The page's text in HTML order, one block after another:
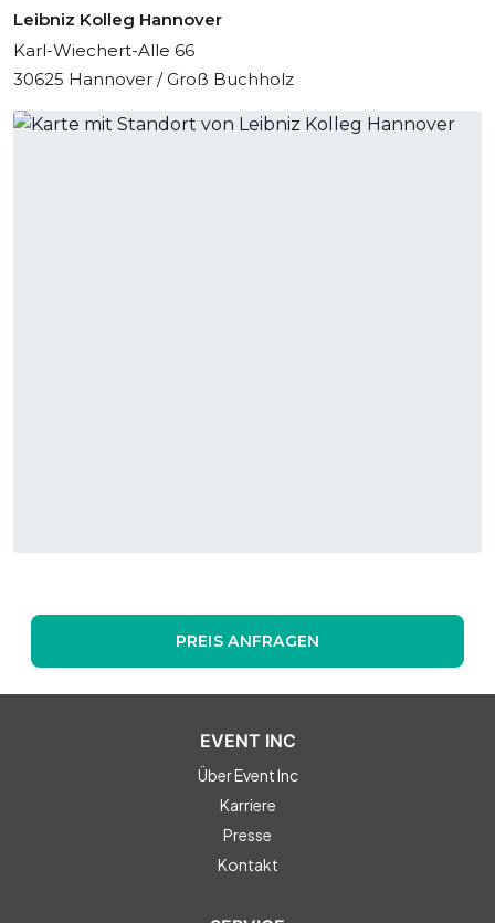
Leibniz Kolleg Hannover
Karl-Wiechert-Alle 66
30625 Hannover / Groß Buchholz
PREIS ANFRAGEN
EVENT INC
Über Event Inc
Karriere
Presse
Kontakt